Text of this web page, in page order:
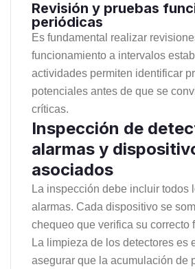
Revisión y pruebas
periódicas
Es fundamental realizar
funcionamiento a intervalos
actividades permiten identificar
potenciales antes de que se
críticas.
Inspección de
alarmas y
asociados
La inspección debe incluir todos
alarmas. Cada dispositivo se
chequeo que verifica su correcto
La limpieza de los detectores es
asegurar que la acumulación de